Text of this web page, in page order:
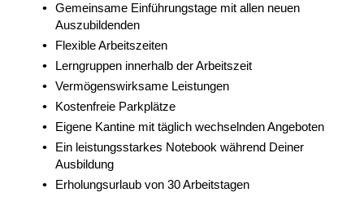
Gemeinsame Einführungstage mit allen neuen
Auszubildenden
Flexible Arbeitszeiten
Lerngruppen innerhalb der Arbeitszeit
Vermögenswirksame Leistungen
Kostenfreie Parkplätze
Eigene Kantine mit täglich wechselnden Angeboten
Ein leistungsstarkes Notebook während Deiner
Ausbildung
Erholungsurlaub von 30 Arbeitstagen